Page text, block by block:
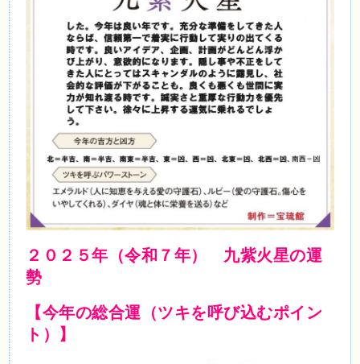
２０２５年（令和７年） 九紫火星の運
勢
【今年の総合運（ツキを呼び込むポイン
ト）】